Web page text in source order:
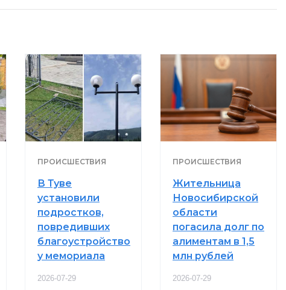
ПРОИСШЕСТВИЯ
В Туве
установили
подростков,
повредивших
благоустройство
у мемориала
2026-07-29
ПРОИСШЕСТВИЯ
Жительница
Новосибирской
области
погасила долг по
алиментам в 1,5
млн рублей
2026-07-29